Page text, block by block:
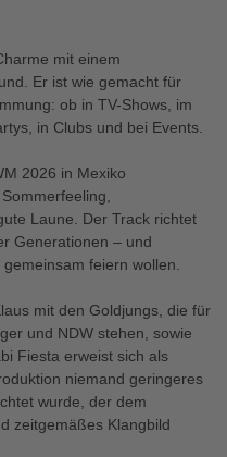
mit einem
Er ist wie gemacht für
ob in TV-Shows, im
in Clubs und bei Events.
2026 in Mexiko
Laune. Der Track richtet
Generationen – und
feiern wollen.
mit den Goldjungs, die für
und NDW stehen, sowie
Fiesta erweist sich als
niemand geringeres
wurde, der dem
zeitgemäßes Klangbild